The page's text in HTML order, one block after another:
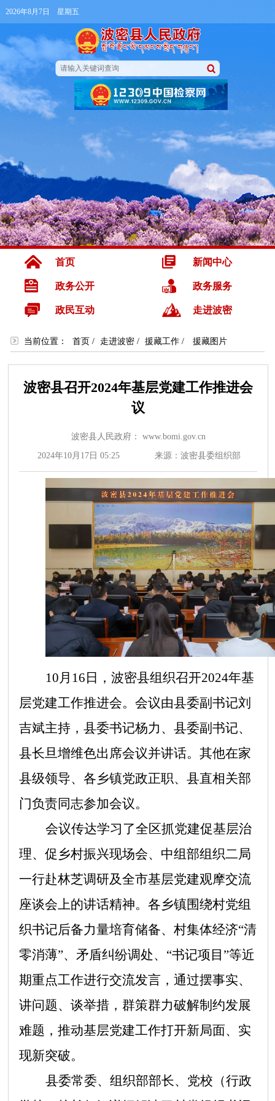
2026年8月7日 星期五
首页 新闻中心
政务公开 政务服务
政民互动 走进波密
当前位置： 首页 / 走进波密 / 援藏工作 / 援藏图片
波密县召开2024年基层党建工作推进会
议
波密县人民政府： www.bomi.gov.cn
2024年10月17日 05:25 来源：波密县委组织部
10月16日，波密县组织召开2024年基
层党建工作推进会。会议由县委副书记刘
吉斌主持，县委书记杨力、县委副书记、
县长旦增维色出席会议并讲话。其他在家
县级领导、各乡镇党政正职、县直相关部
门负责同志参加会议。
会议传达学习了全区抓党建促基层治
理、促乡村振兴现场会、中组部组织二局
一行赴林芝调研及全市基层党建观摩交流
座谈会上的讲话精神。各乡镇围绕村党组
织书记后备力量培育储备、村集体经济“清
零消薄”、矛盾纠纷调处、“书记项目”等近
期重点工作进行交流发言，通过摆事实、
讲问题、谈举措， 群策群力破解制约发展
难题，推动基层党建工作打开新局面、实
现新突破。
县委常委、组织部部长、党校（行政